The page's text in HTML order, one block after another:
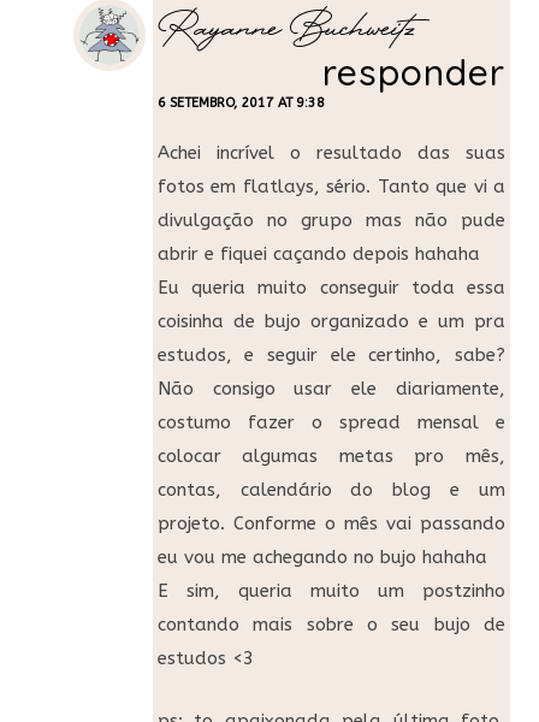
Rayanne Buchweitz
6 SETEMBRO, 2017 AT 9:38
responder
Achei incrível o resultado das suas
fotos em flatlays, sério. Tanto que vi a
divulgação no grupo mas não pude
abrir e fiquei caçando depois hahaha
Eu queria muito conseguir toda essa
coisinha de bujo organizado e um pra
estudos, e seguir ele certinho, sabe?
Não consigo usar ele diariamente,
costumo fazer o spread mensal e
colocar algumas metas pro mês,
contas, calendário do blog e um
projeto. Conforme o mês vai passando
eu vou me achegando no bujo hahaha
E sim, queria muito um postzinho
contando mais sobre o seu bujo de
estudos <3